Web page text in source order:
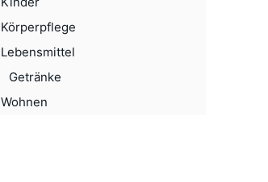
Körperpflege
Lebensmittel
Getränke
Wohnen